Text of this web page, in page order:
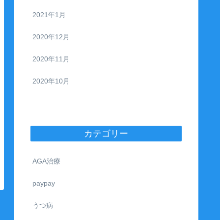
2021年1月
2020年12月
2020年11月
2020年10月
カテゴリー
AGA治療
paypay
うつ病